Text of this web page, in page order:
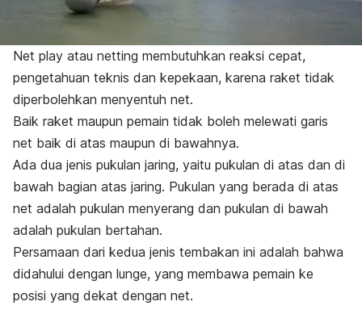
Net play atau netting membutuhkan reaksi cepat,
pengetahuan teknis dan kepekaan, karena raket tidak
diperbolehkan menyentuh net.
Baik raket maupun pemain tidak boleh melewati garis
net baik di atas maupun di bawahnya.
Ada dua jenis pukulan jaring, yaitu pukulan di atas dan di
bawah bagian atas jaring. Pukulan yang berada di atas
net adalah pukulan menyerang dan pukulan di bawah
adalah pukulan bertahan.
Persamaan dari kedua jenis tembakan ini adalah bahwa
didahului dengan lunge, yang membawa pemain ke
posisi yang dekat dengan net.